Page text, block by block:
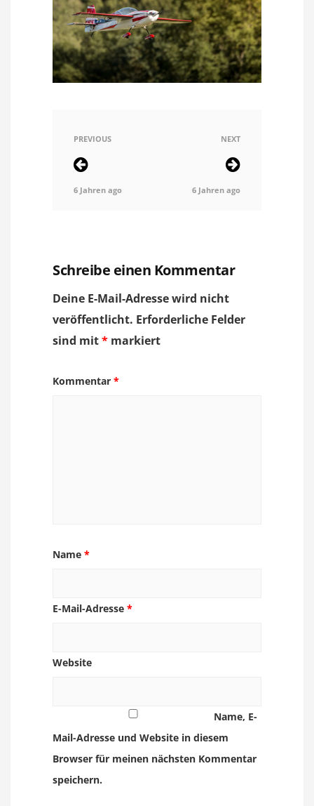
PREVIOUS
6 Jahren ago
NEXT
6 Jahren ago
Schreibe einen Kommentar
Deine E-Mail-Adresse wird nicht
veröffentlicht. Erforderliche Felder
sind mit* markiert
Kommentar *
Name *
E-Mail-Adresse *
Website
Name, E-
Mail-Adresse und Website in diesem
Browser für meinen nächsten Kommentar
speichern.